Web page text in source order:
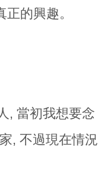
的興趣。
, 當初我想要念
, 不過現在情況